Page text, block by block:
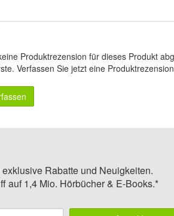
Produktrezension für dieses Produkt
Verfassen Sie jetzt eine Produktrezension
Rabatte und Neuigkeiten.
auf 1,4 Mio. Hörbücher & E-Books.*